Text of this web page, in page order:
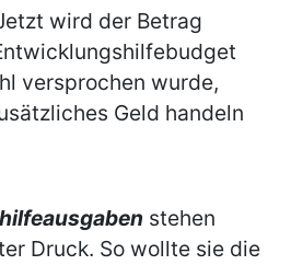
wird der Betrag
versprochen wurde,
Geld handeln
stehen
Druck. So wollte sie die